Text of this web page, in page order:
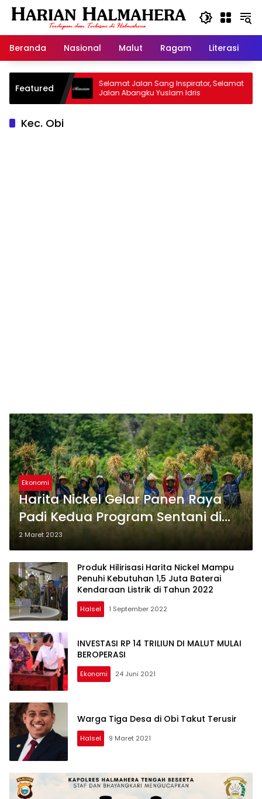
Langsung
Beranda
Nasional Malut Ragam Literasi
Featured
Selamat Jalan Sang Inspirator, Selamat
Jalan Abangku Yuslam Idris
Kec. Obi
Ekonomi
Harita Nickel Gelar Panen Raya
Padi Kedua Program Sentani di
Desa Buton Pulau Obi
2 Maret 2023
Produk Hilirisasi Harita Nickel Mampu
Penuhi Kebutuhan 1,5 Juta Baterai
Kendaraan Listrik di Tahun 2022
Halsel 1 September 2022
INVESTASI RP 14 TRILIUN DI MALUT MULAI
BEROPERASI
Ekonomi 24 Juni 2021
Warga Tiga Desa di Obi Takut Terusir
Halsel 9 Maret 2021